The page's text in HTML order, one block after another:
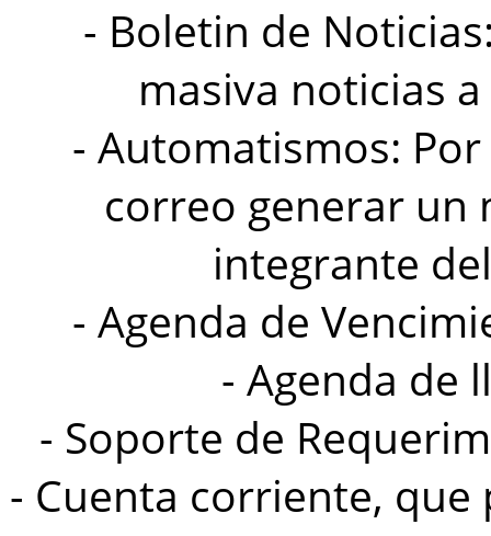
- Boletin de
masiva noticias
- Automatismos:
correo generar un
integrante
- Agenda de
- Agenda de
- Soporte de
- Cuenta corriente,